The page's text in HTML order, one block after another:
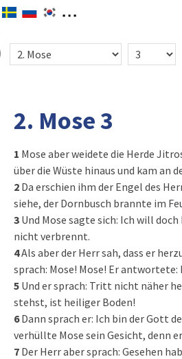
2. Mose 3
1 Mose aber weidete die Herde
über die Wüste hinaus und kam an
2 Da erschien ihm der Engel des
siehe, der Dornbusch brannte im
3 Und Mose sagte sich: Ich will
nicht verbrennt.
4Als aber der Herr sah, dass er
sprach: Mose! Mose! Er antwortete:
5 Und er sprach: Tritt nicht näher
stehst, ist heiliger Boden!
6Dann sprach er: Ich bin der Gott
verhüllte Mose sein Gesicht, denn
7 Der Herr aber sprach: Gesehen